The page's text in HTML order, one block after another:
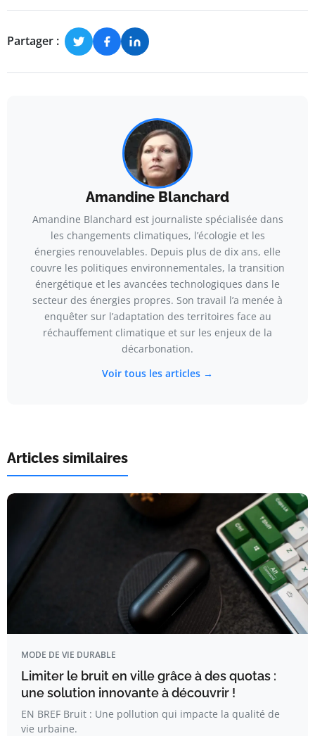
Partager :
Amandine Blanchard
Amandine Blanchard est journaliste spécialisée dans
les changements climatiques, l’écologie et les
énergies renouvelables. Depuis plus de dix ans, elle
couvre les politiques environnementales, la transition
énergétique et les avancées technologiques dans le
secteur des énergies propres. Son travail l’a menée à
enquêter sur l’adaptation des territoires face au
réchauffement climatique et sur les enjeux de la
décarbonation.
Voir tous les articles →
Articles similaires
MODE DE VIE DURABLE
Limiter le bruit en ville grâce à des quotas :
une solution innovante à découvrir !
EN BREF Bruit : Une pollution qui impacte la qualité de
vie urbaine.